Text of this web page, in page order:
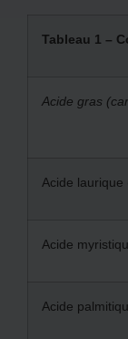
Tableau 1 –
Acide gras
Acide laurique
Acide
Acide